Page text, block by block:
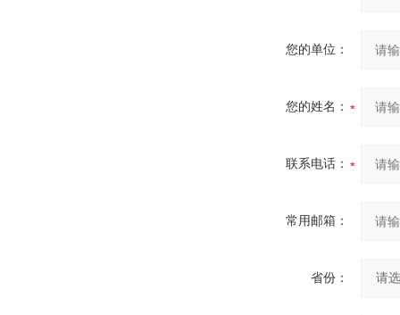
您的单位：
您的姓名：
联系电话：
常用邮箱：
省份：